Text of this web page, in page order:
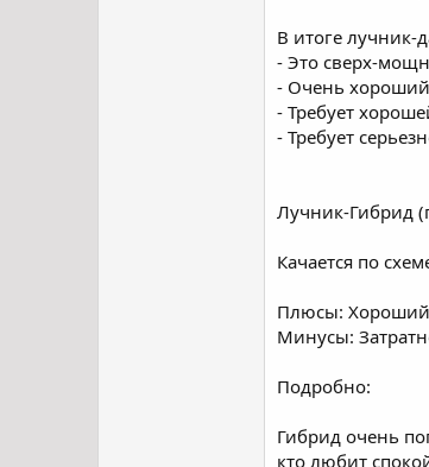
В итоге лучник-
- Это сверх-
- Очень
- Требует
- Требует
Лучник-Гибрид
Качается по
Плюсы: Хороший
Минусы:
Подробно:
Гибрид очень
кто любит